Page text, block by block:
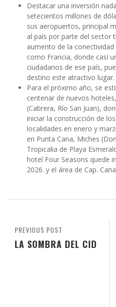
Destacar una inversión
setecientos millones de
sus aeropuertos, principal
al país por parte del sector
aumento de la
como Francia, donde casi
ciudadanos de ese país,
destino este atractivo lugar.
Para el próximo año, se
centenar de nuevos
(Cabrera, Río San Juan),
iniciar la construcción de
localidades en enero y
en Punta Cana, Miches
Tropicalia de Playa
hotel Four Seasons quede
2026. y el área de Cap.
PREVIOUS POST
LA SOMBRA DEL CID